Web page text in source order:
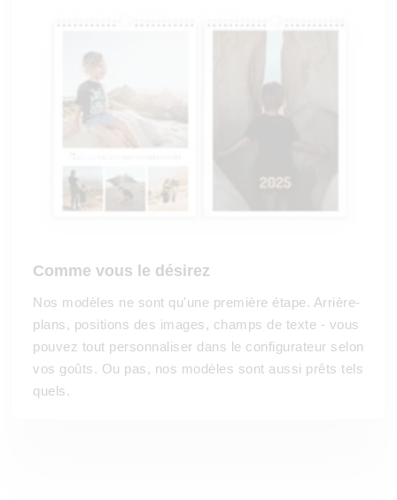
Comme vous le désirez
Nos modèles ne sont qu'une première étape. Arrière-
plans, positions des images, champs de texte - vous
pouvez tout personnaliser dans le configurateur selon
vos goûts. Ou pas, nos modèles sont aussi prêts tels
quels.